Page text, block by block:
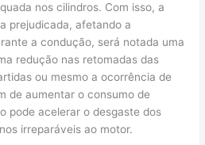
nos cilindros. Com isso, a
prejudicada, afetando a
a condução, será notada uma
redução nas retomadas das
ou mesmo a ocorrência de
de aumentar o consumo de
pode acelerar o desgaste dos
irreparáveis ao motor.